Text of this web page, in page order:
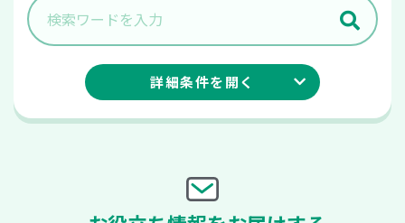
詳細条件を開く